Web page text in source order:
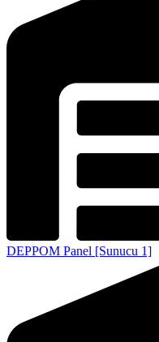
DEPPOM Panel [Sunucu 1]